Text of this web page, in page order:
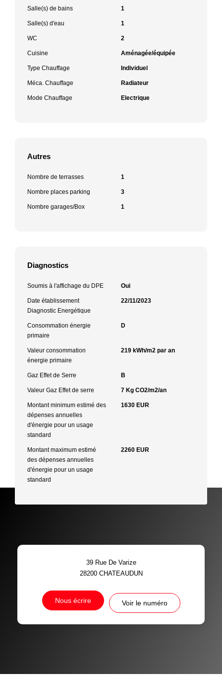
Salle(s) de bains 1
Salle(s) d'eau 1
WC 2
Cuisine Aménagée/équipée
Type Chauffage Individuel
Méca. Chauffage Radiateur
Mode Chauffage Electrique
Autres
Nombre de terrasses 1
Nombre places parking 3
Nombre garages/Box 1
Diagnostics
Soumis à l'affichage du DPE Oui
Date établissement
Diagnostic Energétique
22/11/2023
Consommation énergie
primaire
D
Valeur consommation
énergie primaire
219 kWh/m2 par an
Gaz Effet de Serre B
Valeur Gaz Effet de serre 7 Kg CO2/m2/an
Montant minimum estimé des
dépenses annuelles
d'énergie pour un usage
standard
1630 EUR
Montant maximum estimé
des dépenses annuelles
d'énergie pour un usage
standard
2260 EUR
39 Rue De Varize
28200 CHATEAUDUN
Nous écrire Voir le numéro